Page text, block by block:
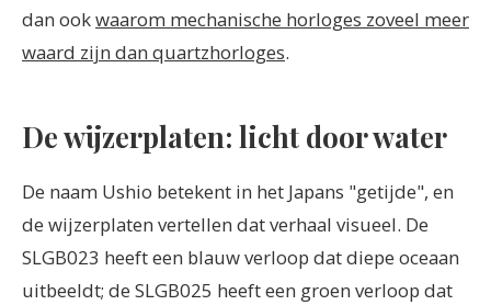
dan ookwaarom mechanische horloges zoveel meer
waard zijn dan quartzhorloges.
De wijzerplaten: licht door water
De naam Ushio betekent in het Japans "getijde", en
de wijzerplaten vertellen dat verhaal visueel. De
SLGB023 heeft een blauw verloop dat diepe oceaan
uitbeeldt; de SLGB025 heeft een groen verloop dat